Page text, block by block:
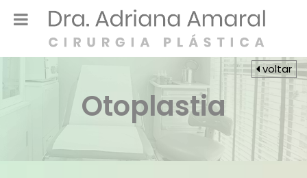
voltar
Otoplastia